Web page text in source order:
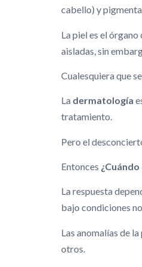
cabello) y
La piel es el
aisladas, sin
Cualesquiera que
La dermatología
tratamiento.
Pero el
Entonces
La respuesta
bajo condiciones
Las anomalías de
otros.